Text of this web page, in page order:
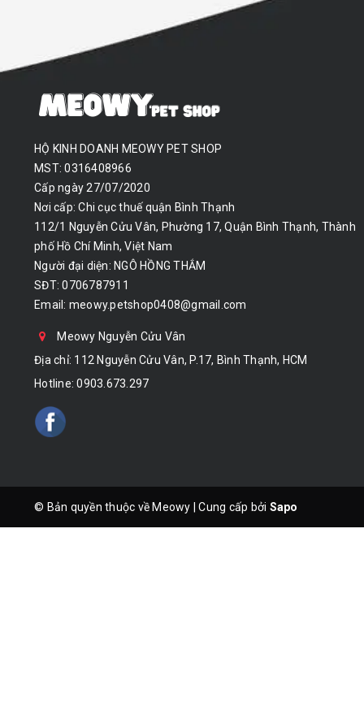
HỘ KINH DOANH MEOWY PET SHOP
MST: 0316408966
Cấp ngày 27/07/2020
Nơi cấp: Chi cục thuế quận Bình Thạnh
112/1 Nguyễn Cửu Vân, Phường 17, Quận Bình Thạnh, Thành
phố Hồ Chí Minh, Việt Nam
Người đại diện: NGÔ HỒNG THẮM
SĐT: 0706787911
Email: meowy.petshop0408@gmail.com
Meowy Nguyễn Cửu Vân
Địa chỉ: 112 Nguyễn Cửu Vân, P.17, Bình Thạnh, HCM
Hotline:0903.673.297
© Bản quyền thuộc về Meowy Cung cấp bởi Sapo